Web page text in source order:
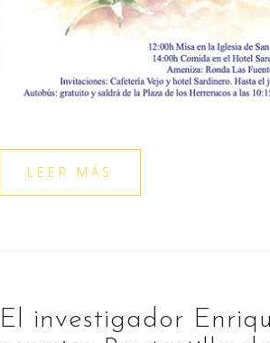
LEER MÁS
El investigador